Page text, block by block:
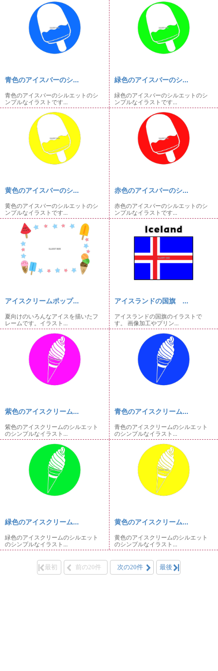
青色のアイスバーのシ...
青色のアイスバーのシルエットのシ
ンプルなイラストです...
緑色のアイスバーのシ...
緑色のアイスバーのシルエットのシ
ンプルなイラストです...
黄色のアイスバーのシ...
黄色のアイスバーのシルエットのシ
ンプルなイラストです...
赤色のアイスバーのシ...
赤色のアイスバーのシルエットのシ
ンプルなイラストです...
アイスクリームポップ...
夏向けのいろんなアイスを描いたフ
レームです。イラスト...
アイスランドの国旗 ...
アイスランドの国旗のイラストで
す。 画像加工やプリン...
紫色のアイスクリーム...
紫色のアイスクリームのシルエット
のシンプルなイラスト...
青色のアイスクリーム...
青色のアイスクリームのシルエット
のシンプルなイラスト...
緑色のアイスクリーム...
緑色のアイスクリームのシルエット
のシンプルなイラスト...
黄色のアイスクリーム...
黄色のアイスクリームのシルエット
のシンプルなイラスト...
最初 前の20件 次の20件 最後